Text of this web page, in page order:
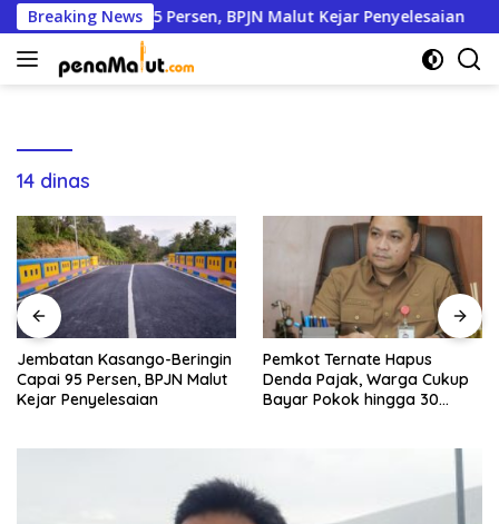
Langsung
ke
konten
Breaking News
Capai 95 Persen, BPJN Malut Kejar Penyelesaian
14 dinas
Jembatan Kasango-Beringin
Capai 95 Persen, BPJN Malut
Kejar Penyelesaian
Pemkot Ternate Hapus
Denda Pajak, Warga Cukup
Bayar Pokok hingga 30